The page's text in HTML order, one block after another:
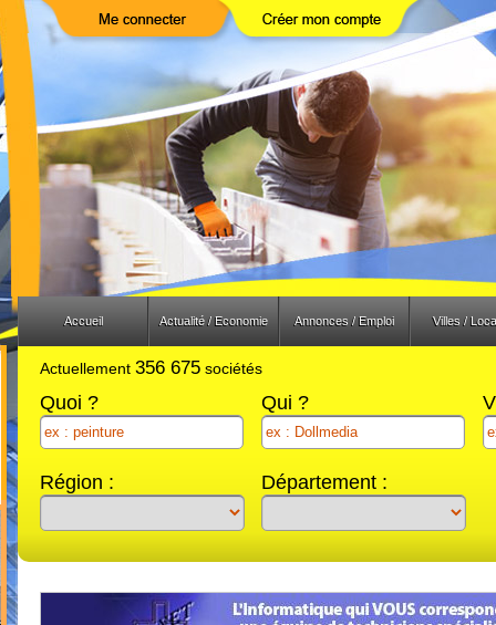
Accueil Actualité / Economie Annonces / Emploi Villes /
Actuellement 356 675 sociétés
Quoi ? Qui ?
Région : Département :